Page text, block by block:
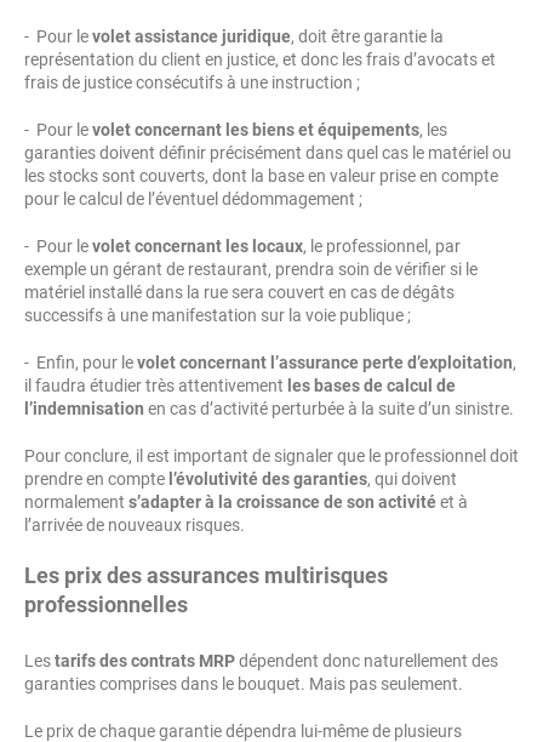
- Pour levolet assistance juridique, doit être garantie la
représentation du client en justice, et donc les frais d’avocats et
frais de justice consécutifs à une instruction ;
- Pour levolet concernant les biens et équipements, les
garanties doivent définir précisément dans quel cas le matériel ou
les stocks sont couverts, dont la base en valeur prise en compte
pour le calcul de l’éventuel dédommagement ;
- Pour levolet concernant les locaux, le professionnel, par
exemple un gérant de restaurant, prendra soin de vérifier si le
matériel installé dans la rue sera couvert en cas de dégâts
successifs à une manifestation sur la voie publique ;
- Enfin, pour levolet concernant l’assurance perte d’exploitation,
il faudra étudier très attentivement les bases de calcul de
l’indemnisation en cas d’activité perturbée à la suite d’un sinistre.
Pour conclure, il est important de signaler que le professionnel doit
prendre en compte l’évolutivité des garanties, qui doivent
normalement s’adapter à la croissance de son activitéet à
l’arrivée de nouveaux risques.
Les prix des assurances multirisques
professionnelles
Lestarifs des contrats MRPdépendent donc naturellement des
garanties comprises dans le bouquet. Mais pas seulement.
Le prix de chaque garantie dépendra lui-même de plusieurs